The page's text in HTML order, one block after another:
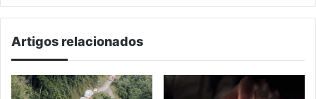
Artigos relacionados